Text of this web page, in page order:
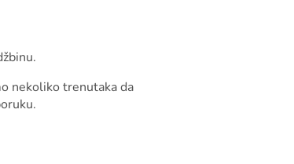
nekoliko trenutaka da